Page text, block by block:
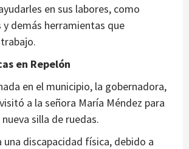
en sus labores, como
y demás herramientas que
en Repelón
en el municipio, la gobernadora,
a la señora María Méndez para
silla de ruedas.
una discapacidad física, debido a